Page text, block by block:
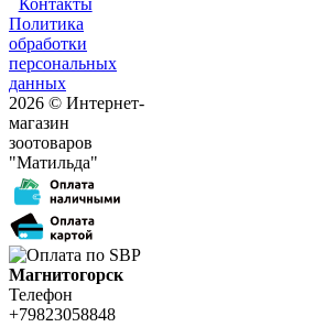
Контакты
Политика
обработки
персональных
данных
2026 © Интернет-
магазин
зоотоваров
"Матильда"
Магнитогорск
Телефон
+79823058848